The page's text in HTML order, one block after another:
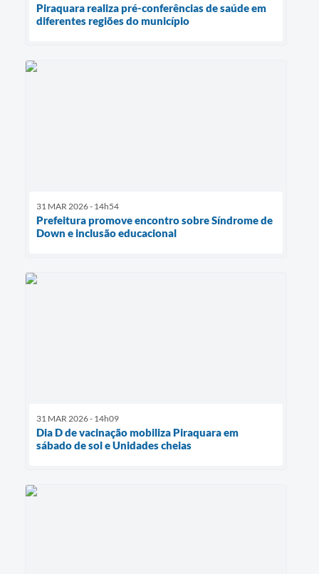
Piraquara realiza pré-conferências de saúde em
diferentes regiões do município
31 MAR 2026 - 14h54
Prefeitura promove encontro sobre Síndrome de
Down e inclusão educacional
31 MAR 2026 - 14h09
Dia D de vacinação mobiliza Piraquara em
sábado de sol e Unidades cheias